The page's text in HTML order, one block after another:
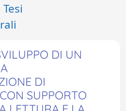
Tesi
DI UN
DI
SUPPORTO